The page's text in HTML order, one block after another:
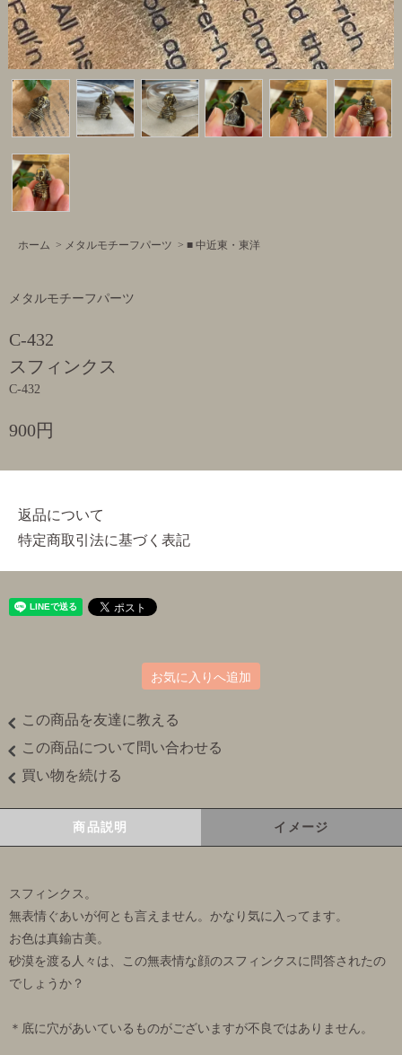
ホーム > メタルモチーフパーツ > ■ 中近東・東洋
メタルモチーフパーツ
C-432
スフィンクス
C-432
900円
返品について
特定商取引法に基づく表記
お気に入りへ追加
この商品を友達に教える
この商品について問い合わせる
買い物を続ける
商品説明 イメージ
スフィンクス。
無表情ぐあいが何とも言えません。かなり気に入ってます。
お色は真鍮古美。
砂漠を渡る人々は、この無表情な顔のスフィンクスに問答されたの
でしょうか？
＊底に穴があいているものがございますが不良ではありません。